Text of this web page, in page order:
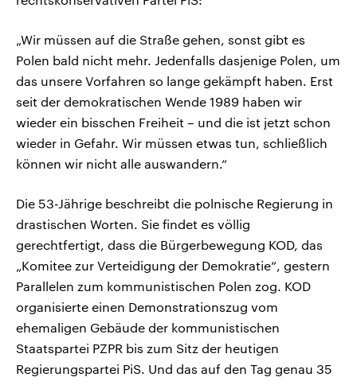
„Wir müssen auf die Straße gehen, sonst gibt es
Polen bald nicht mehr. Jedenfalls dasjenige Polen, um
das unsere Vorfahren so lange gekämpft haben. Erst
seit der demokratischen Wende 1989 haben wir
wieder ein bisschen Freiheit – und die ist jetzt schon
wieder in Gefahr. Wir müssen etwas tun, schließlich
können wir nicht alle auswandern.“
Die 53-Jährige beschreibt die polnische Regierung in
drastischen Worten. Sie findet es völlig
gerechtfertigt, dass die Bürgerbewegung KOD, das
„Komitee zur Verteidigung der Demokratie“, gestern
Parallelen zum kommunistischen Polen zog. KOD
organisierte einen Demonstrationszug vom
ehemaligen Gebäude der kommunistischen
Staatspartei PZPR bis zum Sitz der heutigen
Regierungspartei PiS. Und das auf den Tag genau 35